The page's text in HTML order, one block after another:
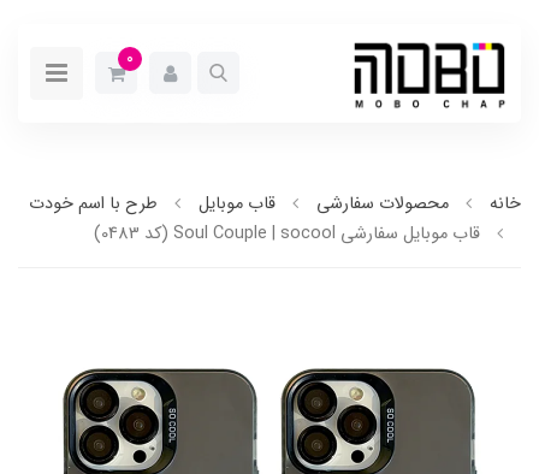
0
خانه محصولات سفارشی قاب موبایل
طرح با اسم خودت
قاب موبایل سفارشی Soul Couple | socool (کد 0483)